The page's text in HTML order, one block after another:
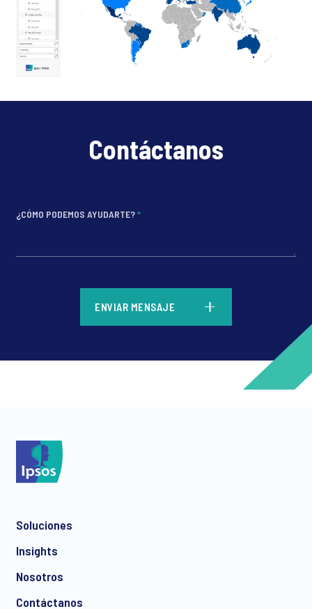
Contáctanos
¿CÓMO PODEMOS AYUDARTE?*
ENVIAR MENSAJE
Soluciones
Insights
Nosotros
Contáctanos